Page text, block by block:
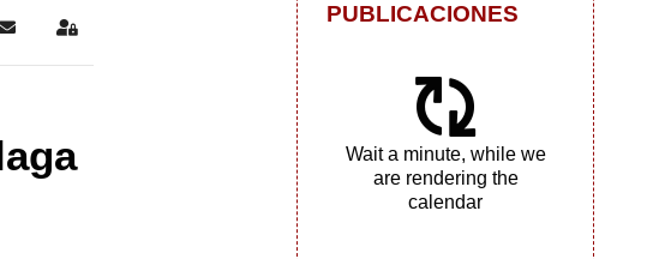
Subscribe to blog
Sign In
PUBLICACIONES
Wait a minute, while we
are rendering the
calendar